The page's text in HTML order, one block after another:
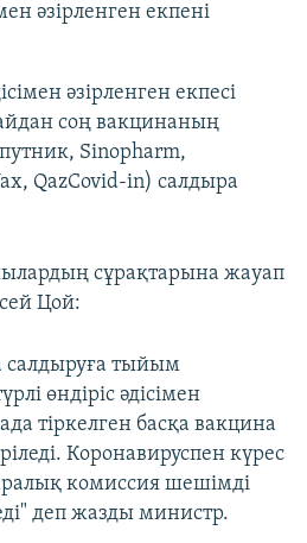
әзірленген екпені
әзірленген екпесі
соң вакцинаның
Sinopharm,
QazCovid-in) салдыра
сұрақтарына жауап
Цой:
салдыруға тыйым
өндіріс әдісімен
тіркелген басқа вакцина
Коронавируспен күрес
комиссия шешімді
деп жазды министр.